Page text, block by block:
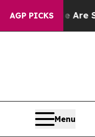
AGP PICKS
Are Sick and
Menu